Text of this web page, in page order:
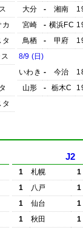
カ
タ
タ
大分
- 湘南
宮崎
- 横浜FC
鳥栖
- 甲府
8/9 (日)
いわき - 今治
山形
- 栃木C
J2
1 札幌
1
1
八戸
1
1
仙台
1
1
秋田
1